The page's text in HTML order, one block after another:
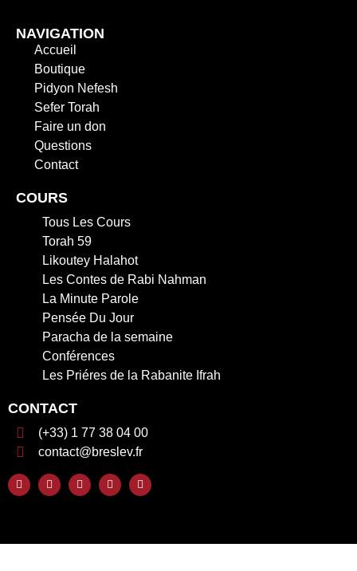
NAVIGATION
Accueil
Boutique
Pidyon Nefesh
Sefer Torah
Faire un don
Questions
Contact
COURS
Tous Les Cours
Torah 59
Likoutey Halahot
Les Contes de Rabi Nahman
La Minute Parole
Pensée Du Jour
Paracha de la semaine
Conférences
Les Priéres de la Rabanite Ifrah
CONTACT
(+33) 1 77 38 04 00
contact@breslev.fr